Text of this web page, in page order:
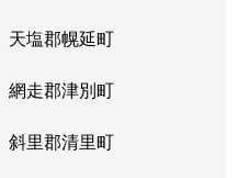
天塩郡幌延町
網走郡津別町
斜里郡清里町